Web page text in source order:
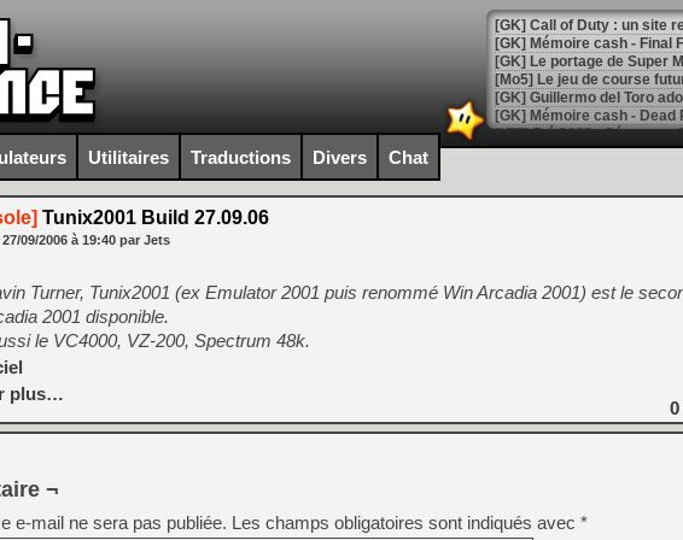
[GK] Le portage de Super
[Mo5] Le jeu de course
[GK] Guillermo del Toro
[LTF] Eté 2026 - Séquence
[GK] Mistfall Hunter :
[GK] Wo Long 2 évolue
[GK] Crossfire : un TPS à
[LS] [PS5] Premiers
[Mo5] DOOM arrive en
[GK] Bethesda fête les 30
[GK] Roblox : l'action en
[GK] Agenda - GeForce
[LS] [PS5] ps5-y2jb-
Utilitaires Traductions Divers Chat
Tunix2001 Build 27.09.06
27/09/2006 à 19:40 par Jets
Turner, Tunix2001 (ex Emulator 2001 puis renommé Win Arcadia 2001) est le
2001 disponible.
le VC4000, VZ-200, Spectrum 48k.
plus…
0
¬
e-mail ne sera pas publiée. Les champs obligatoires sont indiqués avec *